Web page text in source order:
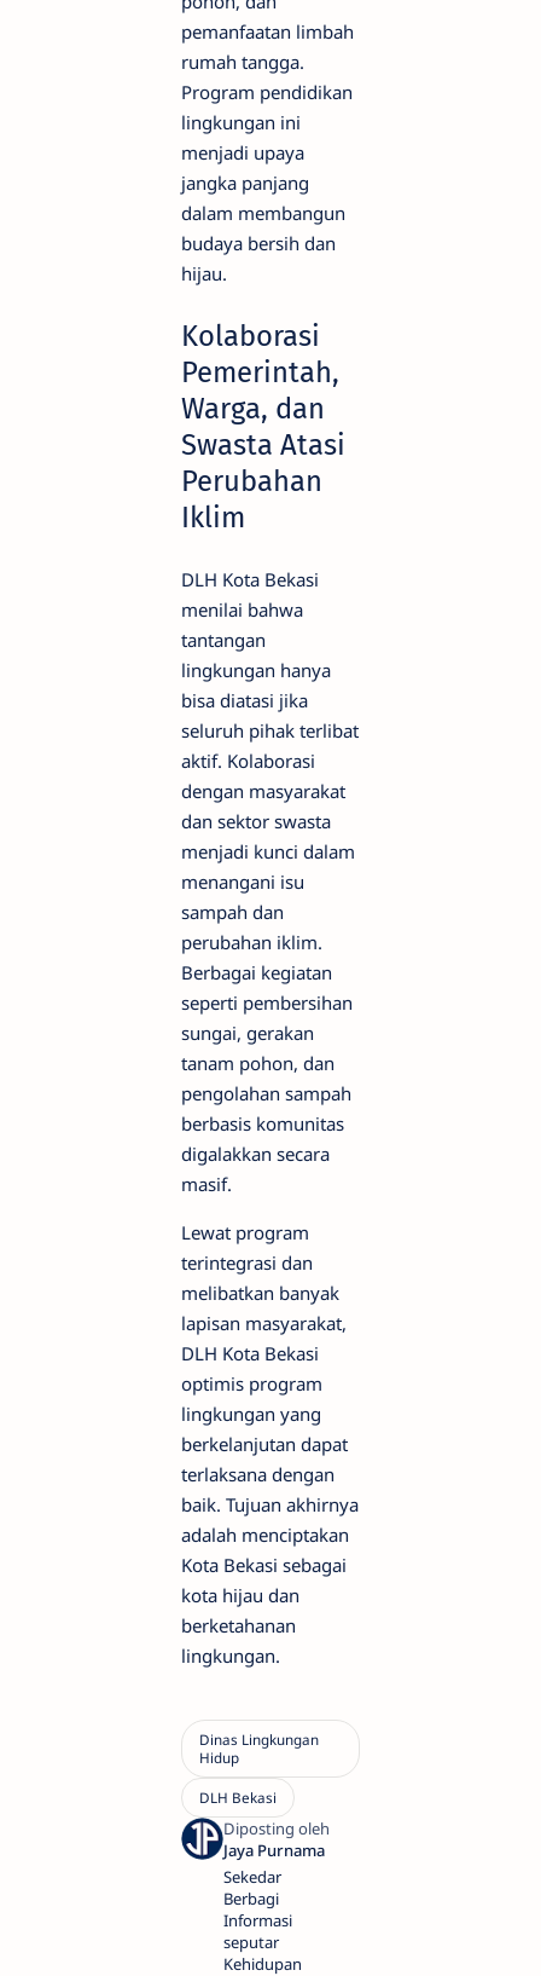
pemanfaatan limbah
rumah tangga.
Program pendidikan
lingkungan ini
menjadi upaya
jangka panjang
dalam membangun
budaya bersih dan
hijau.
Kolaborasi
Pemerintah,
Warga, dan
Swasta Atasi
Perubahan
Iklim
DLH Kota Bekasi
menilai bahwa
tantangan
lingkungan hanya
bisa diatasi jika
seluruh pihak terlibat
aktif. Kolaborasi
dengan masyarakat
dan sektor swasta
menjadi kunci dalam
menangani isu
sampah dan
perubahan iklim.
Berbagai kegiatan
seperti pembersihan
sungai, gerakan
tanam pohon, dan
pengolahan sampah
berbasis komunitas
digalakkan secara
masif.
Lewat program
terintegrasi dan
melibatkan banyak
lapisan masyarakat,
DLH Kota Bekasi
optimis program
lingkungan yang
berkelanjutan dapat
terlaksana dengan
baik. Tujuan akhirnya
adalah menciptakan
Kota Bekasi sebagai
kota hijau dan
berketahanan
lingkungan.
Sekedar
Berbagi
Informasi
seputar
Kehidupan